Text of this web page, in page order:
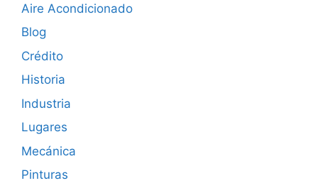
Aire Acondicionado
Blog
Crédito
Historia
Industria
Lugares
Mecánica
Pinturas